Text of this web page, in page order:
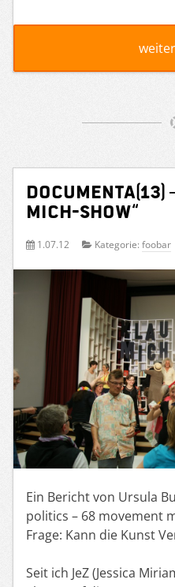
mich-Show“
1.07.12 Kategorie: foobar
Ein Bericht von Ursula
politics – 68 movement
Frage: Kann die Kunst
Seit ich JeZ (Jessica